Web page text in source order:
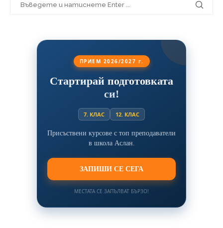
ПРИЕМ 2026/2027 г.
Стартирай подготовката
си!
7. КЛАС 12. КЛАС
Присъствени курсове с топ преподаватели
в школа Аслан.
ЗАПИШИ СЕ СЕГА
МЕСТАТА СЕ ЗАПЪЛВАТ БЪРЗО!